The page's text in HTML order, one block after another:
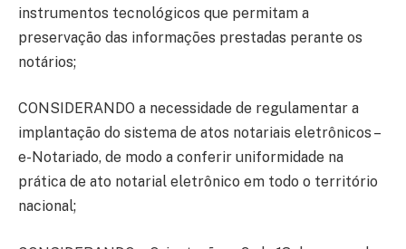
instrumentos tecnológicos que permitam a
preservação das informações prestadas perante os
notários;
CONSIDERANDO a necessidade de regulamentar a
implantação do sistema de atos notariais eletrônicos –
e-Notariado, de modo a conferir uniformidade na
prática de ato notarial eletrônico em todo o território
nacional;